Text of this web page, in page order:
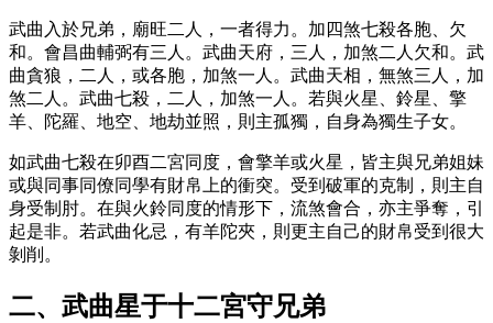
武曲入於兄弟，廟旺二人，一者得力。加四煞七殺各胞、欠
和。會昌曲輔弼有三人。武曲天府，三人，加煞二人欠和。武
曲貪狼，二人，或各胞，加煞一人。武曲天相，無煞三人，加
煞二人。武曲七殺，二人，加煞一人。若與火星、鈴星、擎
羊、陀羅、地空、地劫並照，則主孤獨，自身為獨生子女。
如武曲七殺在卯酉二宮同度，會擎羊或火星，皆主與兄弟姐妹
或與同事同僚同學有財帛上的衝突。受到破軍的克制，則主自
身受制肘。在與火鈴同度的情形下，流煞會合，亦主爭奪，引
起是非。若武曲化忌，有羊陀夾，則更主自己的財帛受到很大
剝削。
二、武曲星于十二宮守兄弟